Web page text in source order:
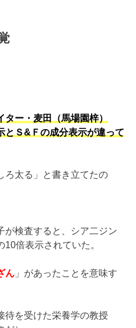
ー・麦田（馬場園梓）
とＳ&Ｆの成分表示が違って
ろ太る」と書き立てたの
が検査すると、シア二ジン
10倍表示されていた。
ん 」があったことを意味す
待を受けた栄養学の教授